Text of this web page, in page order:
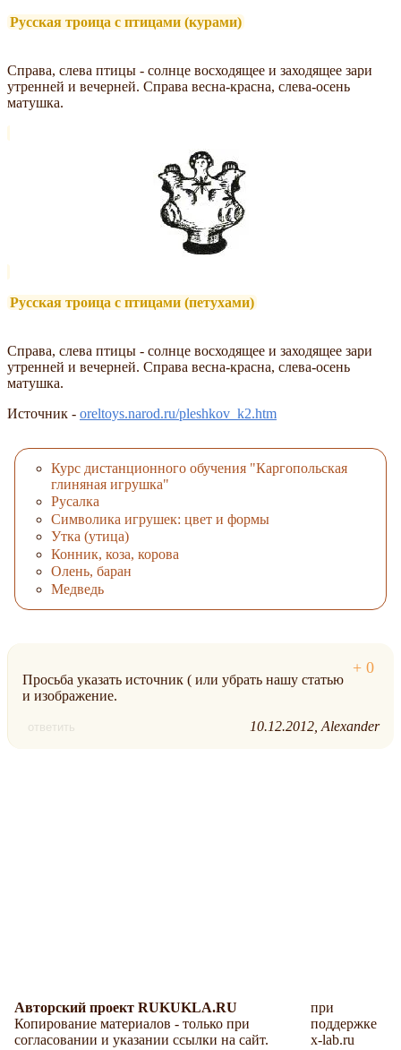
Русская троица с птицами (курами)
Справа, слева птицы - солнце восходящее и заходящее зари
утренней и вечерней. Справа весна-красна, слева-осень
матушка.
Русская троица с птицами (петухами)
Справа, слева птицы - солнце восходящее и заходящее зари
утренней и вечерней. Справа весна-красна, слева-осень
матушка.
Источник - oreltoys.narod.ru/pleshkov_k2.htm
Курс дистанционного обучения "Каргопольская
глиняная игрушка"
Русалка
Символика игрушек: цвет и формы
Утка (утица)
Конник, коза, корова
Олень, баран
Медведь
Просьба указать источник ( или убрать нашу статью
и изображение.
ответить 10.12.2012 Alexander
Авторский проект RUKUKLA.RU
Копирование материалов - только при
согласовании и указании ссылки на сайт.
при
поддержке
x-lab.ru